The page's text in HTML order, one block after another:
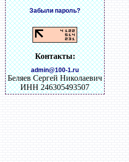
Забыли пароль?
Контакты:
admin@100-1.ru
Беляев Сергей Николаевич
ИНН 246305493507